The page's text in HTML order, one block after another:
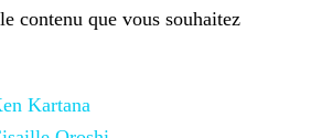
contenu que vous souhaitez
Kartana